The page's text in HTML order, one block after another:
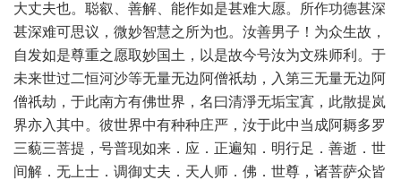
大丈夫也。聪叡、善解、能作如是甚难大愿。所作功德甚深
甚深难可思议，微妙智慧之所为也。汝善男子！为众生故，
自发如是尊重之愿取妙国土，以是故今号汝为文殊师利。于
未来世过二恒河沙等无量无边阿僧祇劫，入第三无量无边阿
僧祇劫，于此南方有佛世界，名曰清淨无垢宝寘，此散提岚
界亦入其中。彼世界中有种种庄严，汝于此中当成阿耨多罗
三藐三菩提，号普现如来．应．正遍知．明行足．善逝．世
间解．无上士．调御丈夫．天人师．佛．世尊，诸菩萨众皆